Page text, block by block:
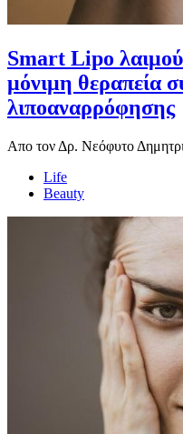
Smart Lipo
μόνιμη θεραπεία
λιποαναρρόφησης
Απο τον Δρ. Νεόφυτο
Life
Beauty